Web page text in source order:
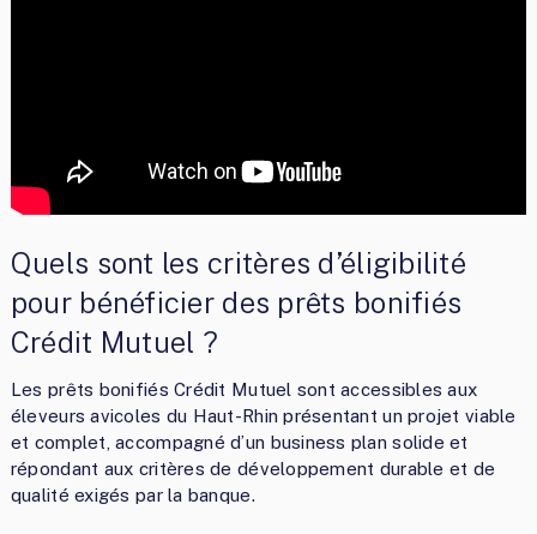
Quels sont les critères d’éligibilité
pour bénéficier des prêts bonifiés
Crédit Mutuel ?
Les prêts bonifiés Crédit Mutuel sont accessibles aux
éleveurs avicoles du Haut-Rhin présentant un projet viable
et complet, accompagné d’un business plan solide et
répondant aux critères de développement durable et de
qualité exigés par la banque.